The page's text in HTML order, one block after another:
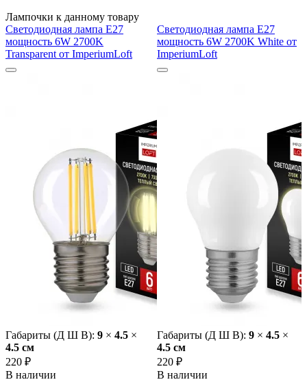
Лампочки к данному товару
Светодиодная лампа E27
мощность 6W 2700K
Transparent от ImperiumLoft
Габариты (Д Ш В): 9 × 4.5 ×
4.5 cм
220 ₽
В наличии
Светодиодная лампа E27
мощность 6W 2700K White от
ImperiumLoft
Габариты (Д Ш В): 9 × 4.5 ×
4.5 cм
220 ₽
В наличии